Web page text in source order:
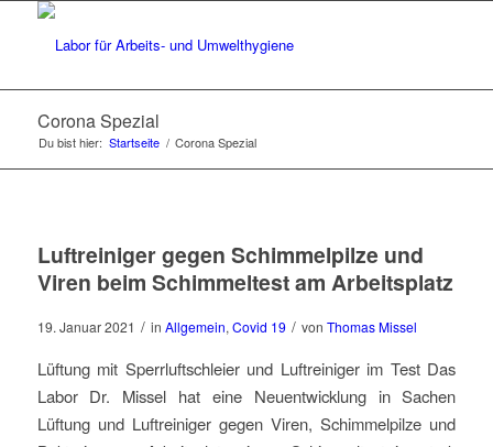
Corona Spezial
Du bist hier: Startseite / Corona Spezial
Luftreiniger gegen Schimmelpilze und
Viren beim Schimmeltest am Arbeitsplatz
19. Januar 2021 / in Allgemein, Covid 19 / von Thomas Missel
Lüftung mit Sperrluftschleier und Luftreiniger im Test Das
Labor Dr. Missel hat eine Neuentwicklung in Sachen
Lüftung und Luftreiniger gegen Viren, Schimmelpilze und